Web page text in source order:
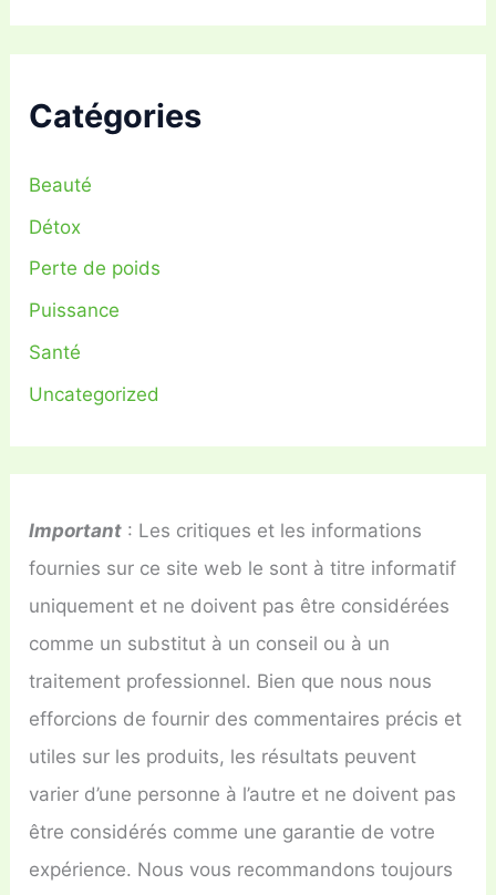
Catégories
Beauté
Détox
Perte de poids
Puissance
Santé
Uncategorized
Important : Les critiques et les informations
fournies sur ce site web le sont à titre informatif
uniquement et ne doivent pas être considérées
comme un substitut à un conseil ou à un
traitement professionnel. Bien que nous nous
efforcions de fournir des commentaires précis et
utiles sur les produits, les résultats peuvent
varier d’une personne à l’autre et ne doivent pas
être considérés comme une garantie de votre
expérience. Nous vous recommandons toujours